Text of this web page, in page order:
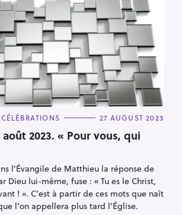
27 AUGUST 2023
2023. « Pour vous, qui
l'Évangile de Matthieu la réponse de
Dieu lui-même, fuse : « Tu es le Christ,
! ». C’est à partir de ces mots que naît
l’on appellera plus tard l’Église.